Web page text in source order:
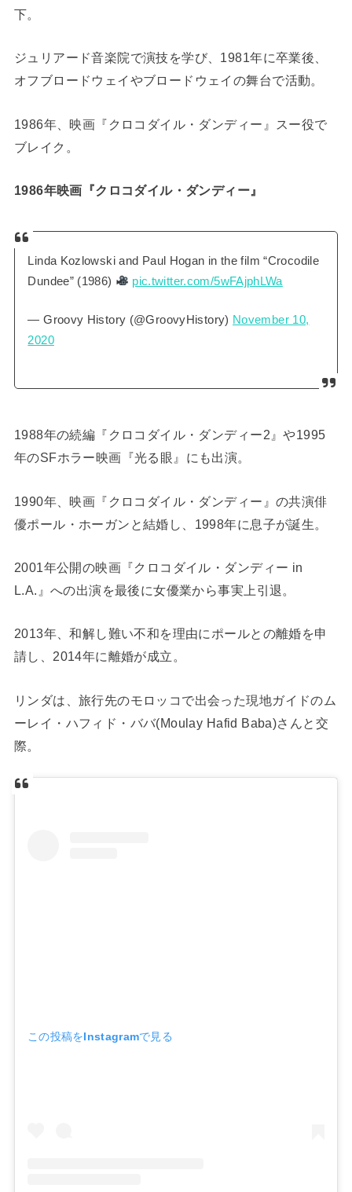
下。
ジュリアード音楽院で演技を学び、1981年に卒業後、
オフブロードウェイやブロードウェイの舞台で活動。
1986年、映画『クロコダイル・ダンディー』スー役で
ブレイク。
1986年映画『クロコダイル・ダンディー』
Linda Kozlowski and Paul Hogan in the film “Crocodile
Dundee” (1986)
pic.twitter.com/5wFAjphLWa
— Groovy History (@GroovyHistory) November 10,
2020
1988年の続編『クロコダイル・ダンディー2』や1995
年のSFホラー映画『光る眼』にも出演。
1990年、映画『クロコダイル・ダンディー』の共演俳
優ポール・ホーガンと結婚し、1998年に息子が誕生。
2001年公開の映画『クロコダイル・ダンディー in
L.A.』への出演を最後に女優業から事実上引退。
2013年、和解し難い不和を理由にポールとの離婚を申
請し、2014年に離婚が成立。
リンダは、旅行先のモロッコで出会った現地ガイドのム
ーレイ・ハフィド・ババ(Moulay Hafid Baba)さんと交
際。
この投稿をInstagramで見る